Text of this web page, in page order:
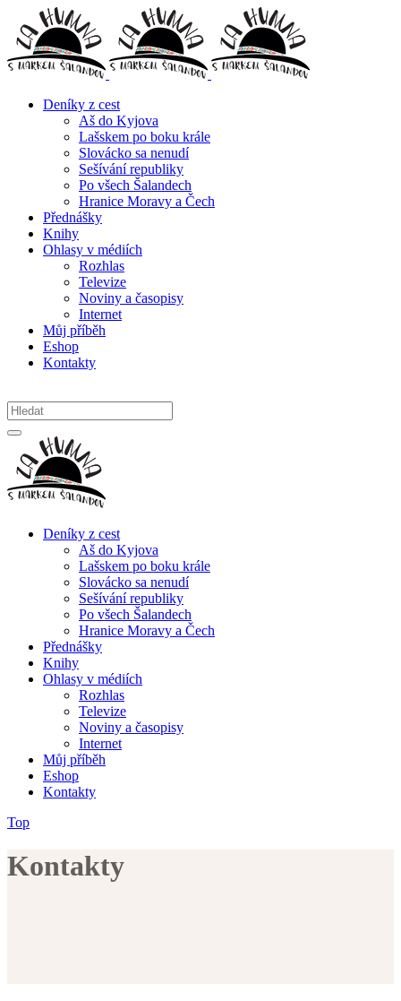
Deníky z cest
Aš do Kyjova
Lašskem po boku krále
Slovácko sa nenudí
Sešívání republiky
Po všech Šalandech
Hranice Moravy a Čech
Přednášky
Knihy
Ohlasy v médiích
Rozhlas
Televize
Noviny a časopisy
Internet
Můj příběh
Eshop
Kontakty
Deníky z cest
Aš do Kyjova
Lašskem po boku krále
Slovácko sa nenudí
Sešívání republiky
Po všech Šalandech
Hranice Moravy a Čech
Přednášky
Knihy
Ohlasy v médiích
Rozhlas
Televize
Noviny a časopisy
Internet
Můj příběh
Eshop
Kontakty
Top
Kontakty